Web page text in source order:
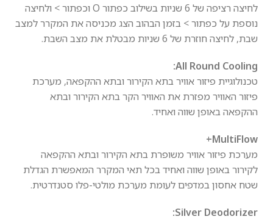
לחיצה רציפה של 6 שניות בשילוב כפתור O וכפתור > ולחיצה
נוספת על כפתור > בזמן הבהוב הצג מכניסה את המקרר למצב
שבת, לחיצה חוזרת של 6 שניות מבטלת את מצב השבת.
All Round Cooling:
טכנולוגיית פיזור אוויר בתא הקירור ובתא ההקפאה, מערכת
פיזור האוויר מפזרת את האוויר הקר בתא הקירור ובתא
ההקפאה באופן שווה ואחיד.
MultiFlow+
מערכת פיזור אוויר משופרת בתא הקירור ובתא ההקפאה
לקירור באופן שווה ואחיד בכל תאי המקרר המאפשרת הגדלת
שטח אחסון במדפים לעומת מערכת מולטי-פלו סטנדרטית.
Silver Deodorizer: